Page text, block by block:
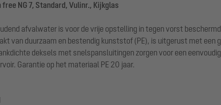
NG 7, Standard, Vulinr., Kijkglas
afvalwater is voor de vrije opstelling in tegen vorst
van duurzaam en bestendig kunststof (PE), is uitgerust met
deksels met snelspansluitingen zorgen voor een
Garantie op het materiaal PE 20 jaar.